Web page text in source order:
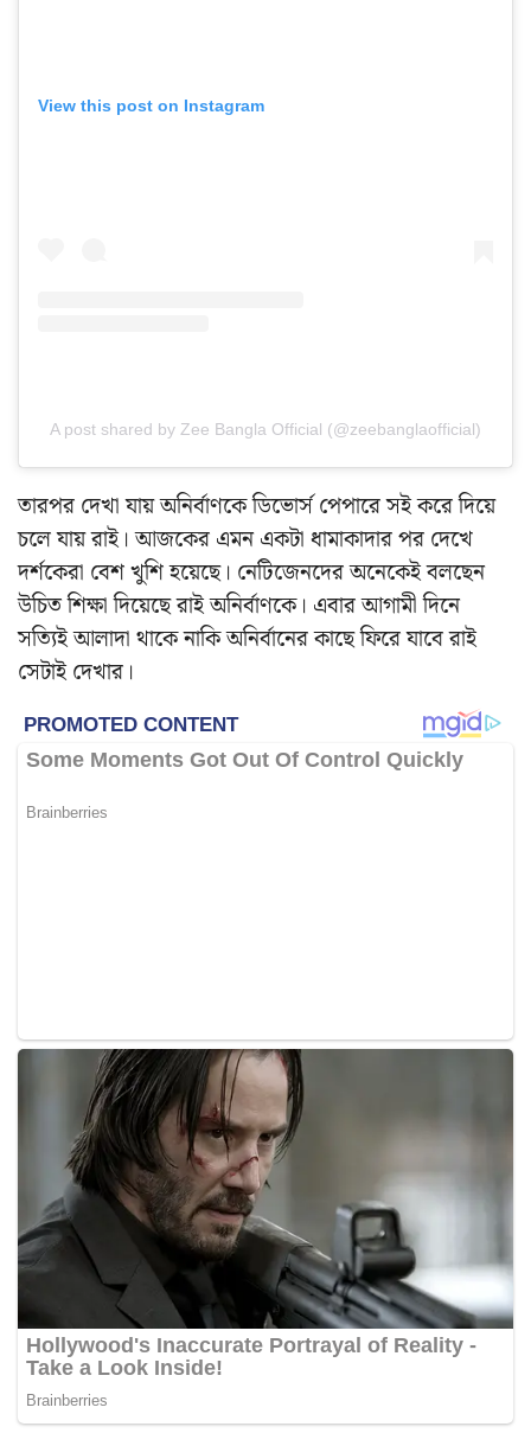
View this post on Instagram
A post shared by Zee Bangla Official (@zeebanglaofficial)
তারপর দেখা যায় অনির্বাণকে ডিভোর্স পেপারে সই করে দিয়ে
চলে যায় রাই। আজকের এমন একটা ধামাকাদার পর দেখে
দর্শকেরা বেশ খুশি হয়েছে। নেটিজেনদের অনেকেই বলছেন
উচিত শিক্ষা দিয়েছে রাই অনির্বাণকে। এবার আগামী দিনে
সত্যিই আলাদা থাকে নাকি অনির্বানের কাছে ফিরে যাবে রাই
সেটাই দেখার।